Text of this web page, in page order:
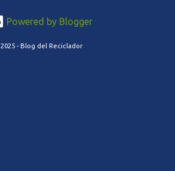
Powered by Blogger
2025 - Blog del Reciclador